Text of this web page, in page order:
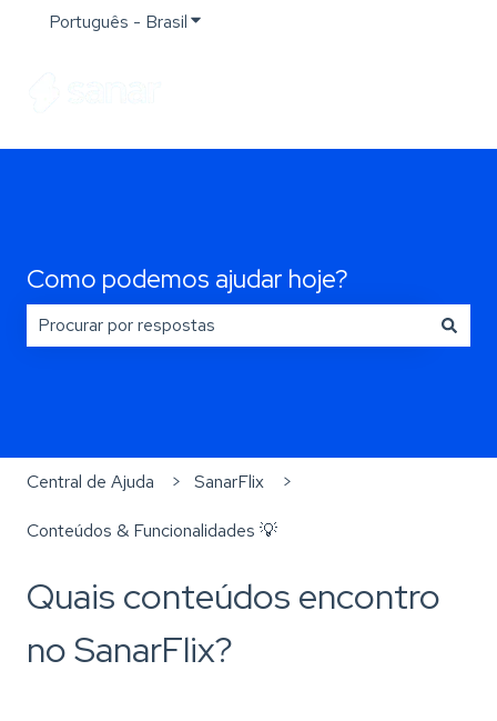
Português - BrasilMostrar submenu para traduções
Como podemos ajudar hoje?
Central de Ajuda SanarFlix
Conteúdos & Funcionalidades 💡
Quais conteúdos encontro
no SanarFlix?